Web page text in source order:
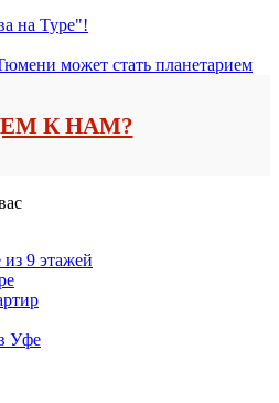
на Туре"!
может стать планетарием
К НАМ?
9 этажей
Уфе